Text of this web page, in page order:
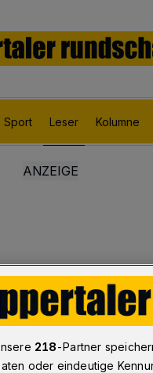
Sport Leser Kolumne
218-Partner
oder eindeutige